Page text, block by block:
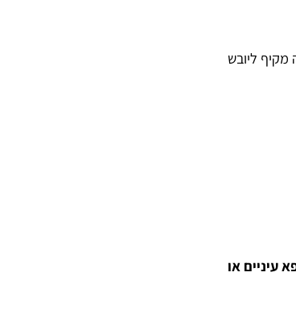
מקיף ליובש
עיניים או